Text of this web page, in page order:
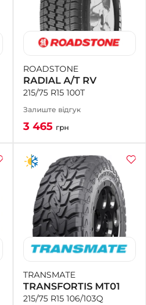
ROADSTONE
RADIAL A/T RV
215/75 R15 100T
Залиште відгук
3 465 грн
TRANSMATE
TRANSFORTIS MT01
215/75 R15 106/103Q